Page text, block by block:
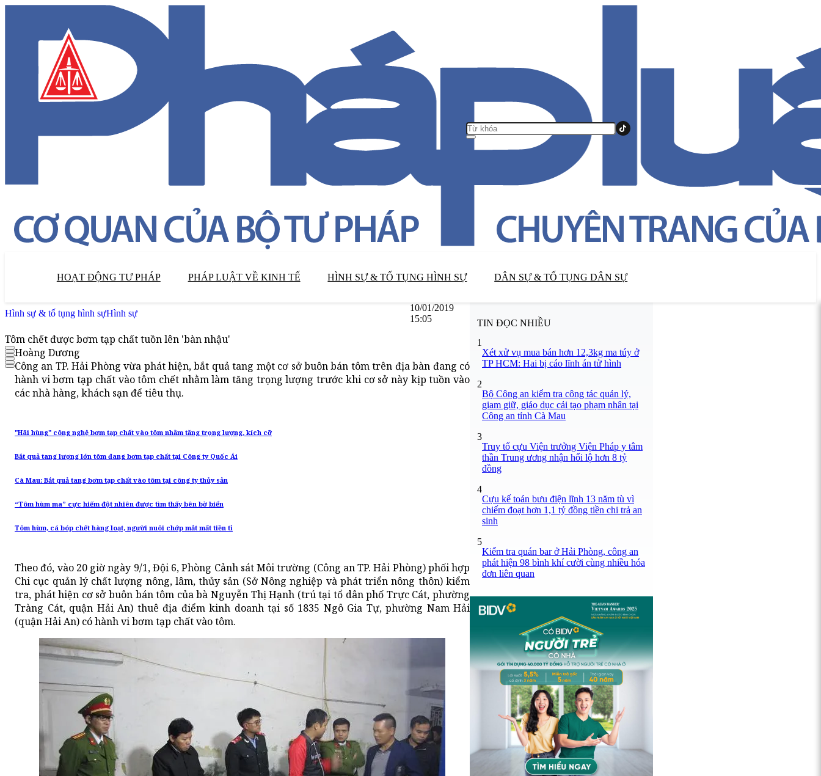
HOẠT ĐỘNG TƯ PHÁP PHÁP LUẬT VỀ KINH TẾ HÌNH SỰ & TỐ TỤNG HÌNH SỰ DÂN SỰ & TỐ TỤNG DÂN SỰ
Hình sự & tố tụng hình sựHình sự
10/01/2019
15:05
Tôm chết được bơm tạp chất tuồn lên 'bàn nhậu'
Hoàng Dương
Công an TP. Hải Phòng vừa phát hiện, bắt quả tang một cơ sở buôn bán tôm trên địa bàn đang có
hành vi bơm tạp chất vào tôm chết nhằm làm tăng trọng lượng trước khi cơ sở này kịp tuồn vào
các nhà hàng, khách sạn để tiêu thụ.
"Hãi hùng" công nghệ bơm tạp chất vào tôm nhằm tăng trọng lượng, kích cỡ
Bắt quả tang lượng lớn tôm đang bơm tạp chất tại Công ty Quốc Ái
Cà Mau: Bắt quả tang bơm tạp chất vào tôm tại công ty thủy sản
“Tôm hùm ma” cực hiếm đột nhiên được tìm thấy bên bờ biển
Tôm hùm, cá bóp chết hàng loạt, người nuôi chớp mắt mất tiền tỉ
Theo đó, vào 20 giờ ngày 9/1, Đội 6, Phòng Cảnh sát Môi trường (Công an TP. Hải Phòng) phối hợp
Chi cục quản lý chất lượng nông, lâm, thủy sản (Sở Nông nghiệp và phát triển nông thôn) kiểm
tra, phát hiện cơ sở buôn bán tôm của bà Nguyễn Thị Hạnh (trú tại tổ dân phố Trực Cát, phường
Tràng Cát, quận Hải An) thuê địa điểm kinh doanh tại số 1835 Ngô Gia Tự, phường Nam Hải
(quận Hải An) có hành vi bơm tạp chất vào tôm.
TIN ĐỌC NHIỀU
1
Xét xử vụ mua bán hơn 12,3kg ma túy ở
TP HCM: Hai bị cáo lĩnh án tử hình
2
Bộ Công an kiểm tra công tác quản lý,
giam giữ, giáo dục cải tạo phạm nhân tại
Công an tỉnh Cà Mau
3
Truy tố cựu Viện trưởng Viện Pháp y tâm
thần Trung ương nhận hối lộ hơn 8 tỷ
đồng
4
Cựu kế toán bưu điện lĩnh 13 năm tù vì
chiếm đoạt hơn 1,1 tỷ đồng tiền chi trả an
sinh
5
Kiểm tra quán bar ở Hải Phòng, công an
phát hiện 98 bình khí cười cùng nhiều hóa
đơn liên quan